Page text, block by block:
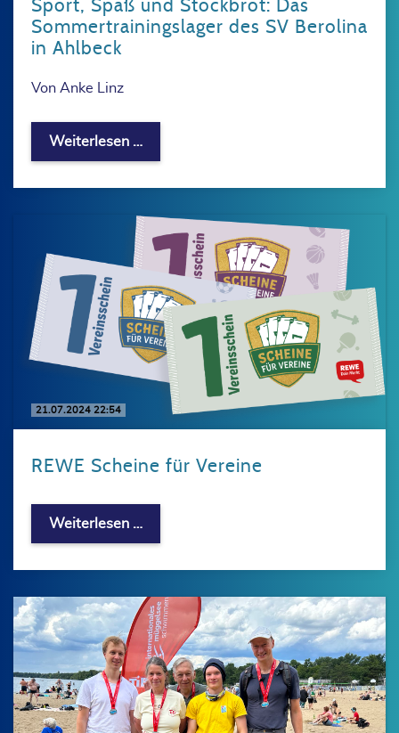
Sport, Spaß und Stockbrot: Das
Sommertrainingslager des SV Berolina
in Ahlbeck
Von Anke Linz
Weiterlesen …
21.07.2024 22:54
REWE Scheine für Vereine
Weiterlesen …